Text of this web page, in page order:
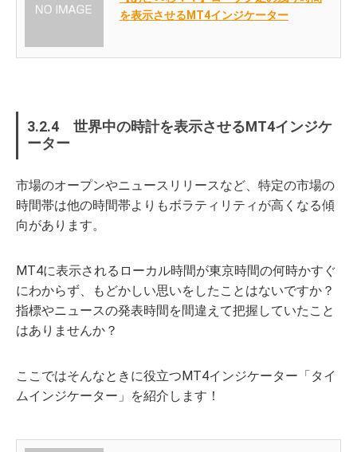
を表示させるMT4インジケーター
3.2.4 世界中の時計を表示させるMT4インジケ
ーター
市場のオープンやニュースリリースなど、特定の市場の
時間帯は他の時間帯よりもボラティリティが高くなる傾
向があります。
MT4に表示されるローカル時間が東京時間の何時かすぐ
にわからず、もどかしい思いをしたことはないですか？
指標やニュースの発表時間を間違えて把握していたこと
はありませんか？
ここではそんなときに役立つMT4インジケーター「タイ
ムインジケーター」を紹介します！